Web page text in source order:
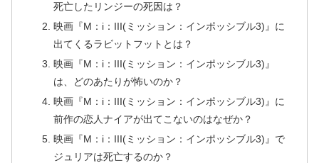
死亡したリンジーの死因は？
映画『M：i：III(ミッション：インポッシブル3)』に
出てくるラビットフットとは？
映画『M：i：III(ミッション：インポッシブル3)』
は、どのあたりが怖いのか？
映画『M：i：III(ミッション：インポッシブル3)』に
前作の恋人ナイアが出てこないのはなぜか？
映画『M：i：III(ミッション：インポッシブル3)』で
ジュリアは死亡するのか？